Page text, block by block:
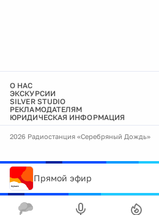
О НАС
ЭКСКУРСИИ
SILVER STUDIO
РЕКЛАМОДАТЕЛЯМ
ЮРИДИЧЕСКАЯ ИНФОРМАЦИЯ
2026 Радиостанция «Серебряный Дождь»
Прямой эфир